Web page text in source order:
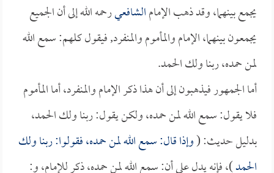
يجمع بينهما، وقد ذهب الإمامالشافعيرحمه الله إلى أن الجميع
يجمعون بينهما، الإمام والمأموم والمنفرد, فيقول كلهم: سمع الله
لمن حمده، ربنا ولك الحمد.
أما الجمهور فيذهبون إلى أن هذا ذكر الإمام والمنفرد، أما المأموم
فلا يقول: سمع الله لمن حمده، ولكن يقول: ربنا ولك الحمد،
بدليل حديث: (وإذا قال: سمع الله لمن حمده، فقولوا: ربنا ولك
الحمد)، فإنه يدل على أن: سمع الله لمن حمده، ذكر للإمام، و: